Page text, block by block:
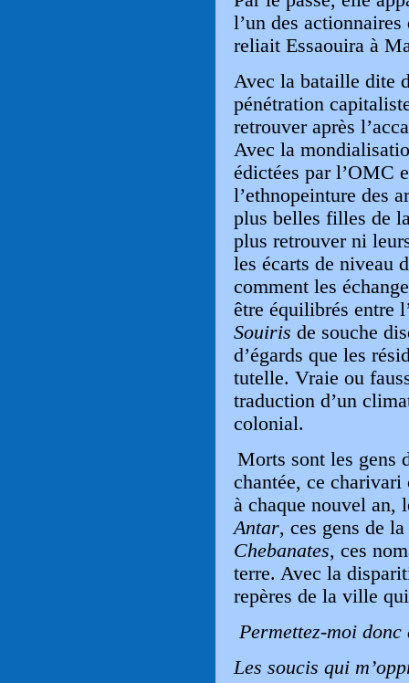
l’un des
reliait Essaouira à
Avec la bataille dite
pénétration
retrouver après
Avec la
édictées par l’OMC
l’ethnopeinture des
plus belles filles de
plus retrouver ni
les écarts de niveau
comment les
être équilibrés entre
Souiris de souche
d’égards que les
tutelle. Vraie ou
traduction d’un
colonial.
Morts sont les gens
chantée, ce
à chaque nouvel an,
Antar, ces gens de
Chebanates, ces
terre. Avec la
repères de la ville
Permettez-moi donc
Les soucis qui